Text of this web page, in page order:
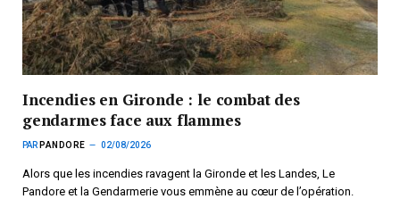
Incendies en Gironde : le combat des
gendarmes face aux flammes
PAR PANDORE 02/08/2026
Alors que les incendies ravagent la Gironde et les Landes, Le
Pandore et la Gendarmerie vous emmène au cœur de l’opération.